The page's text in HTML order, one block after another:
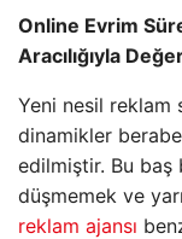
Online Evrim
Aracılığıyla
Yeni nesil reklam
dinamikler
edilmiştir. Bu baş
düşmemek ve
reklam ajansı